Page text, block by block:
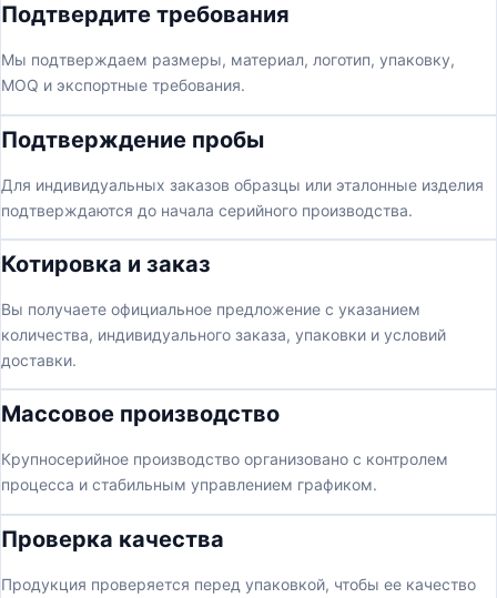
Подтвердите требования
Мы подтверждаем размеры, материал, логотип, упаковку,
MOQ и экспортные требования.
Подтверждение пробы
Для индивидуальных заказов образцы или эталонные изделия
подтверждаются до начала серийного производства.
Котировка и заказ
Вы получаете официальное предложение с указанием
количества, индивидуального заказа, упаковки и условий
доставки.
Массовое производство
Крупносерийное производство организовано с контролем
процесса и стабильным управлением графиком.
Проверка качества
Продукция проверяется перед упаковкой, чтобы ее качество